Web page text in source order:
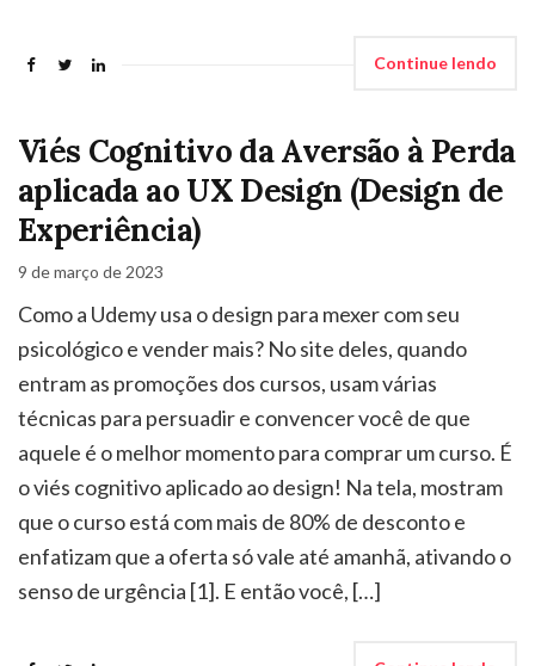
Continue lendo
Viés Cognitivo da Aversão à Perda
aplicada ao UX Design (Design de
Experiência)
9 de março de 2023
Como a Udemy usa o design para mexer com seu
psicológico e vender mais? No site deles, quando
entram as promoções dos cursos, usam várias
técnicas para persuadir e convencer você de que
aquele é o melhor momento para comprar um curso. É
o viés cognitivo aplicado ao design! Na tela, mostram
que o curso está com mais de 80% de desconto e
enfatizam que a oferta só vale até amanhã, ativando o
senso de urgência [1]. E então você, […]